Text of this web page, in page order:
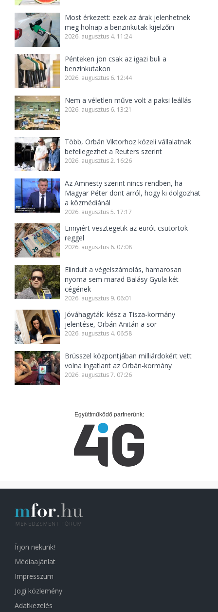
Most érkezett: ezek az árak jelenhetnek
meg holnap a benzinkutak kijelzőin
2026. augusztus 4. 11:24
Pénteken jön csak az igazi buli a
benzinkutakon
2026. augusztus 6. 12:44
Nem a véletlen műve volt a paksi leállás
2026. augusztus 6. 13:21
Több, Orbán Viktorhoz közeli vállalatnak
befellegezhet a Reuters szerint
2026. augusztus 2. 16:26
Az Amnesty szerint nincs rendben, ha
Magyar Péter dönt arról, hogy ki dolgozhat
a közmédiánál
2026. augusztus 5. 17:17
Ennyiért vesztegetik az eurót csütörtök
reggel
2026. augusztus 6. 07:08
Elindult a végelszámolás, hamarosan
nyoma sem marad Balásy Gyula két
cégének
2026. augusztus 9. 06:01
Jóváhagyták: kész a Tisza-kormány
jelentése, Orbán Anitán a sor
2026. augusztus 4. 06:58
Brüsszel központjában milliárdokért vett
volna ingatlant az Orbán-kormány
2026. augusztus 7. 07:26
Együttműködő partnerünk:
Írjon nekünk!
Médiaajánlat
Impresszum
Jogi közlemény
Adatkezelés